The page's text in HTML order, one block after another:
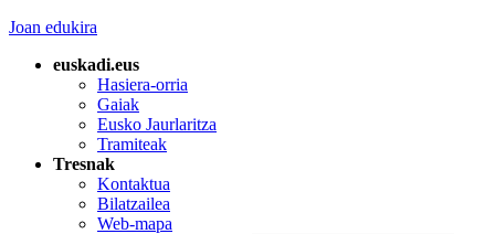
Joan edukira
euskadi.eus
Hasiera-orria
Gaiak
Eusko Jaurlaritza
Tramiteak
Tresnak
Kontaktua
Bilatzailea
Web-mapa